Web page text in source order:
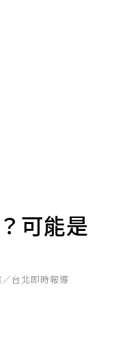
可能是
台北即時報導